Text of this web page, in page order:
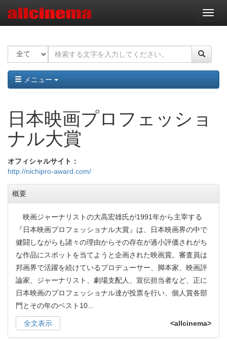
ナ
ビ
ー
ョ
ン
メニュー
日本映画プロフェッショ
ナル大賞
オフィシャルサイト
http://nichipro-award.com/
概要
映画ジャーナリストの大高宏雄氏が1991年から主宰する
『日本映画プロフェッショナル大賞』は、日本映画界の中で
健闘しながらも諸々の理由からその存在が過小評価されがち
な作品にスポットを当てようと企画された映画賞。審査員は
邦画界で活躍を続けているプロデューサー、脚本家、映画評
論家、ジャーナリスト、劇場支配人、宣伝担当者など、正に
日本映画のプロフェッショナル達が投票を行い、個人賞各部
門とその年のベスト10
全文表示 <allcinema>